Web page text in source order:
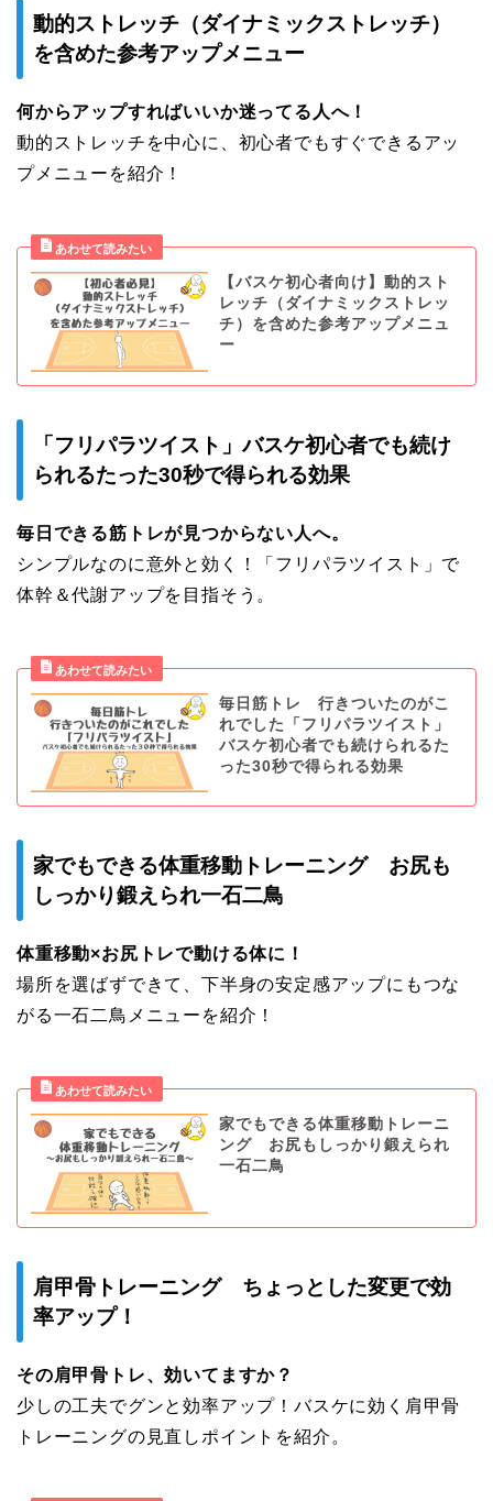
動的ストレッチ（ダイナミックストレッチ）
を含めた参考アップメニュー
何からアップすればいいか迷ってる人へ！
動的ストレッチを中心に、初心者でもすぐできるアッ
プメニューを紹介！
【バスケ初心者向け】動的スト
レッチ（ダイナミックストレッ
チ）を含めた参考アップメニュ
ー
「フリパラツイスト」バスケ初心者でも続け
られるたった30秒で得られる効果
毎日できる筋トレが見つからない人へ。
シンプルなのに意外と効く！「フリパラツイスト」で
体幹＆代謝アップを目指そう。
毎日筋トレ 行きついたのがこ
れでした「フリパラツイスト」
バスケ初心者でも続けられるた
った30秒で得られる効果
家でもできる体重移動トレーニング お尻も
しっかり鍛えられ一石二鳥
体重移動×お尻トレで動ける体に！
場所を選ばずできて、下半身の安定感アップにもつな
がる一石二鳥メニューを紹介！
家でもできる体重移動トレーニ
ング お尻もしっかり鍛えられ
一石二鳥
肩甲骨トレーニング ちょっとした変更で効
率アップ！
その肩甲骨トレ、効いてますか？
少しの工夫でグンと効率アップ！バスケに効く肩甲骨
トレーニングの見直しポイントを紹介。